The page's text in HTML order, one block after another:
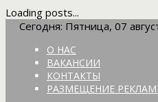
Loading posts...
Сегодня: Пятница, 07
О НАС
ВАКАНСИИ
КОНТАКТЫ
РАЗМЕЩЕНИЕ